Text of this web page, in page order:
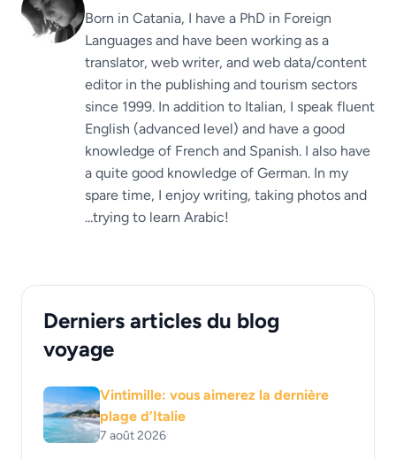
Born in Catania, I have a PhD in Foreign
Languages ​​and have been working as a
translator, web writer, and web data/content
editor in the publishing and tourism sectors
since 1999. In addition to Italian, I speak fluent
English (advanced level) and have a good
knowledge of French and Spanish. I also have
a quite good knowledge of German. In my
spare time, I enjoy writing, taking photos and
...trying to learn Arabic!
Derniers articles du blog
voyage
Vintimille: vous aimerez la dernière
plage d’Italie
7 août 2026